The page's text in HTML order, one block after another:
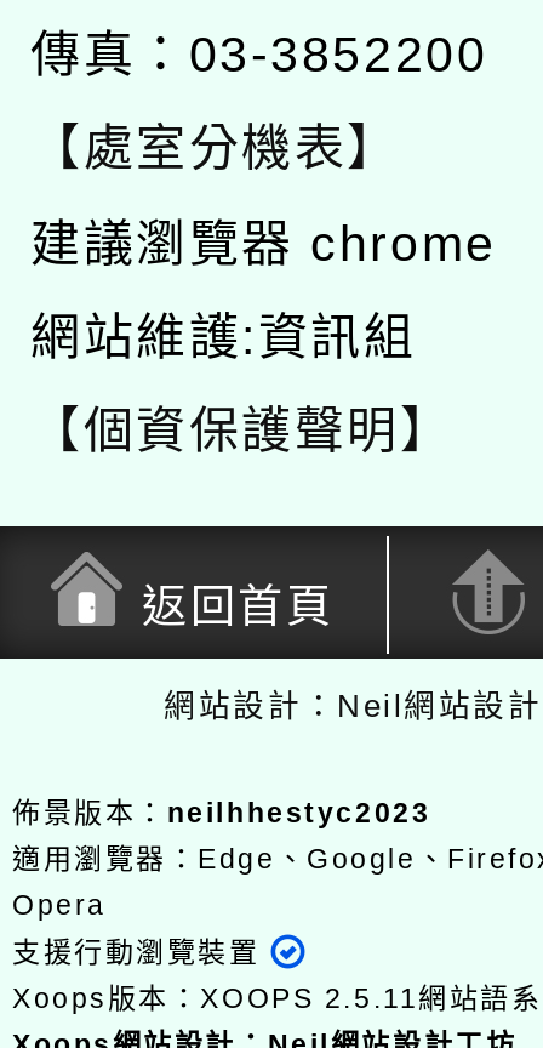
傳真：03-3852200
【處室分機表】
建議瀏覽器 chrome
網站維護:資訊組
【個資保護聲明】
返回首頁
網站設計：Neil網站設
佈景版本： neilhhestyc2023
適用瀏覽器：Edge、Google、
Opera
支援行動瀏覽裝置
Xoops版本： XOOPS 2.5.11網站語